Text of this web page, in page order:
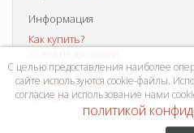
Информация
Как купить?
Способы оплаты
Система скидок
Контакты
С целью предоставления наиболее
сайте используются cookie-файлы.
согласие на использование нами
политикой